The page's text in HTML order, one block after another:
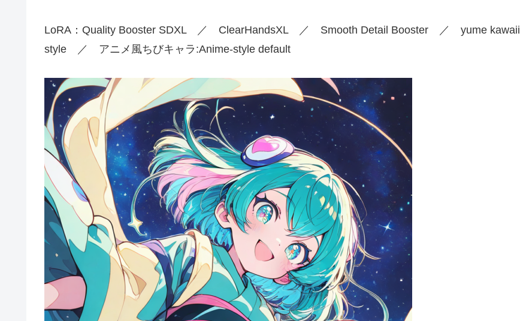
LoRA：Quality Booster SDXL ／ ClearHandsXL ／ Smooth Detail Booster ／ yume kawaii
style ／ アニメ風ちびキャラ:Anime-style default